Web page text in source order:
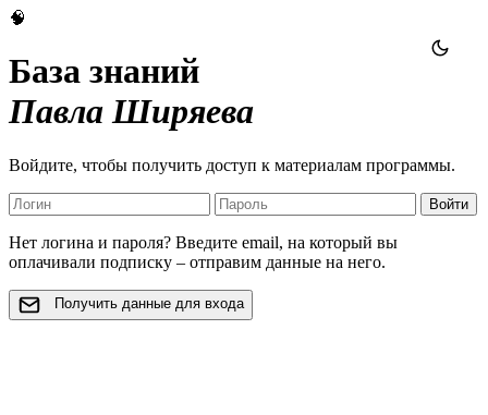
🧠
База знаний
Павла Ширяева
Войдите, чтобы получить доступ к материалам программы.
Войти
Нет логина и пароля? Введите email, на который вы
оплачивали подписку – отправим данные на него.
Получить данные для входа